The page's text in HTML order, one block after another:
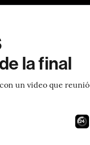
la final
un video que reunió
23